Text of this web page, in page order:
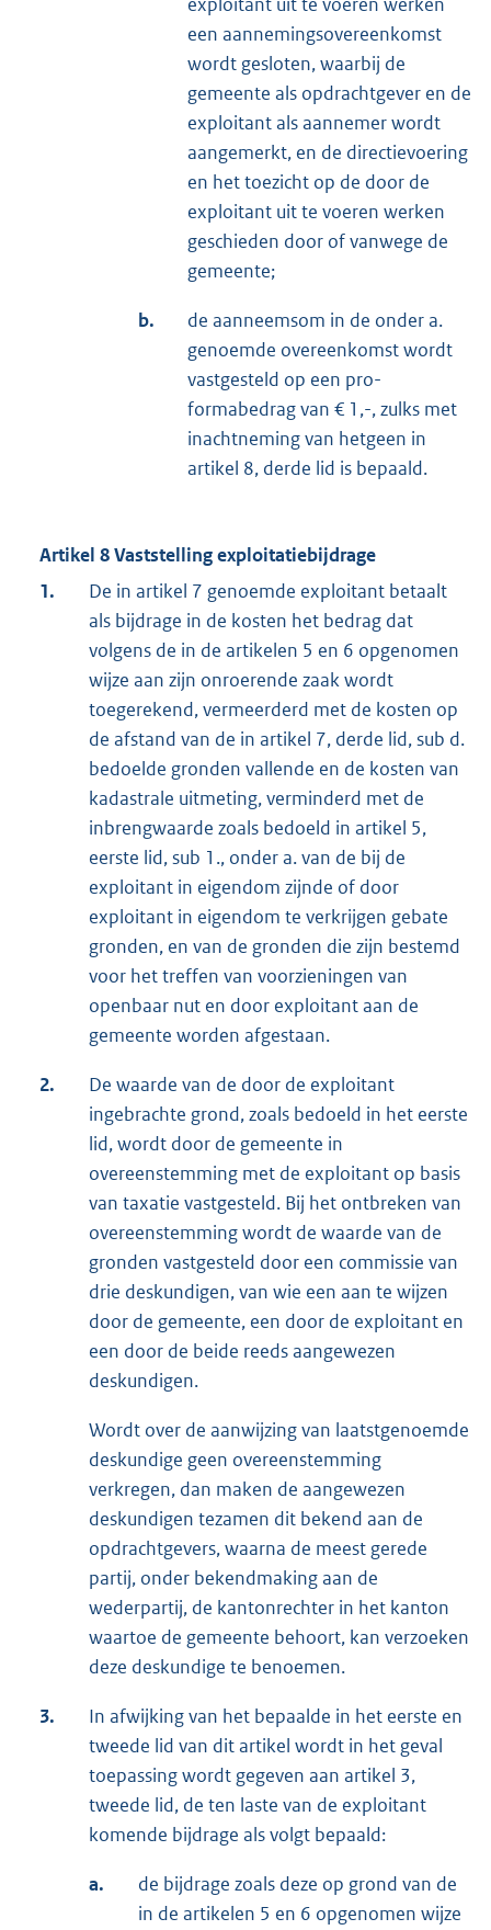
exploitant uit te voeren werken
een aannemingsovereenkomst
wordt gesloten, waarbij de
gemeente als opdrachtgever en de
exploitant als aannemer wordt
aangemerkt, en de directievoering
en het toezicht op de door de
exploitant uit te voeren werken
geschieden door of vanwege de
gemeente;
b.
de aanneemsom in de onder a.
genoemde overeenkomst wordt
vastgesteld op een pro-
formabedrag van € 1,-, zulks met
inachtneming van hetgeen in
artikel 8, derde lid is bepaald.
Artikel 8 Vaststelling exploitatiebijdrage
1.
De in artikel 7 genoemde exploitant betaalt
als bijdrage in de kosten het bedrag dat
volgens de in de artikelen 5 en 6 opgenomen
wijze aan zijn onroerende zaak wordt
toegerekend, vermeerderd met de kosten op
de afstand van de in artikel 7, derde lid, sub d.
bedoelde gronden vallende en de kosten van
kadastrale uitmeting, verminderd met de
inbrengwaarde zoals bedoeld in artikel 5,
eerste lid, sub 1., onder a. van de bij de
exploitant in eigendom zijnde of door
exploitant in eigendom te verkrijgen gebate
gronden, en van de gronden die zijn bestemd
voor het treffen van voorzieningen van
openbaar nut en door exploitant aan de
gemeente worden afgestaan.
2.
De waarde van de door de exploitant
ingebrachte grond, zoals bedoeld in het eerste
lid, wordt door de gemeente in
overeenstemming met de exploitant op basis
van taxatie vastgesteld. Bij het ontbreken van
overeenstemming wordt de waarde van de
gronden vastgesteld door een commissie van
drie deskundigen, van wie een aan te wijzen
door de gemeente, een door de exploitant en
een door de beide reeds aangewezen
deskundigen.
Wordt over de aanwijzing van laatstgenoemde
deskundige geen overeenstemming
verkregen, dan maken de aangewezen
deskundigen tezamen dit bekend aan de
opdrachtgevers, waarna de meest gerede
partij, onder bekendmaking aan de
wederpartij, de kantonrechter in het kanton
waartoe de gemeente behoort, kan verzoeken
deze deskundige te benoemen.
3.
In afwijking van het bepaalde in het eerste en
tweede lid van dit artikel wordt in het geval
toepassing wordt gegeven aan artikel 3,
tweede lid, de ten laste van de exploitant
komende bijdrage als volgt bepaald:
a.
de bijdrage zoals deze op grond van de
in de artikelen 5 en 6 opgenomen wijze